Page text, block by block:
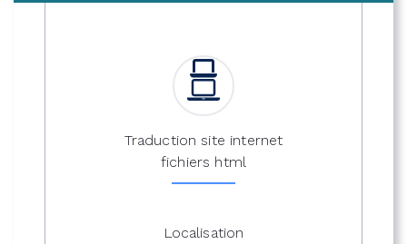
Traduction site internet
fichiers html
Localisation